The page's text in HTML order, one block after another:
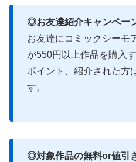
◎お友達紹介キャンペー
お友達にコミックシーモ
が550円以上作品を購入
ポイント、紹介された方
す。
◎対象作品の無料or値引